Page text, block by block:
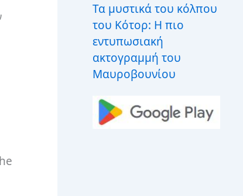
Τα μυστικά του κόλπου
του Κότορ: Η πιο
εντυπωσιακή
ακτογραμμή του
Μαυροβουνίου